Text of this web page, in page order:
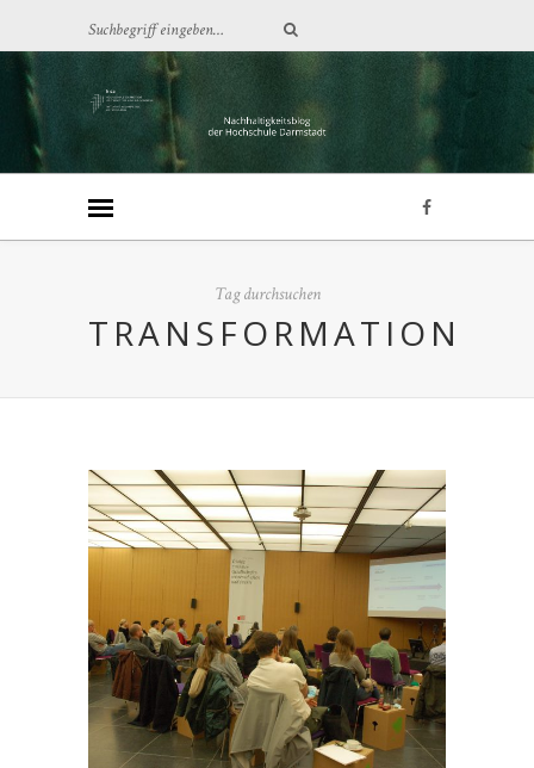
Tag durchsuchen
TRANSFORMATION